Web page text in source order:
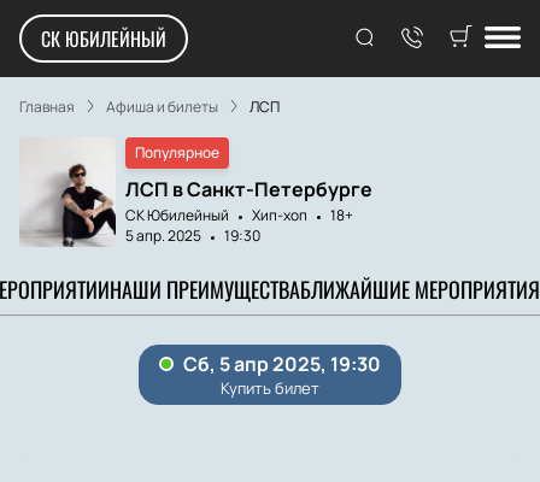
СК ЮБИЛЕЙНЫЙ
Главная Афиша и билеты ЛСП
Популярное
ЛСП в Санкт-Петербурге
СК Юбилейный Хип-хоп
18+
5 апр. 2025
19:30
НАШИ ПРЕИМУЩЕСТВАБЛИЖАЙШИЕ МЕРОПРИЯТИЯ